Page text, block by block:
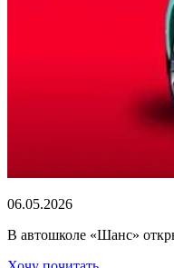
06.05.2026
В автошколе «Шанс»